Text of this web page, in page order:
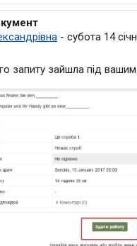
користувач
- субота 14
запиту зайшла під